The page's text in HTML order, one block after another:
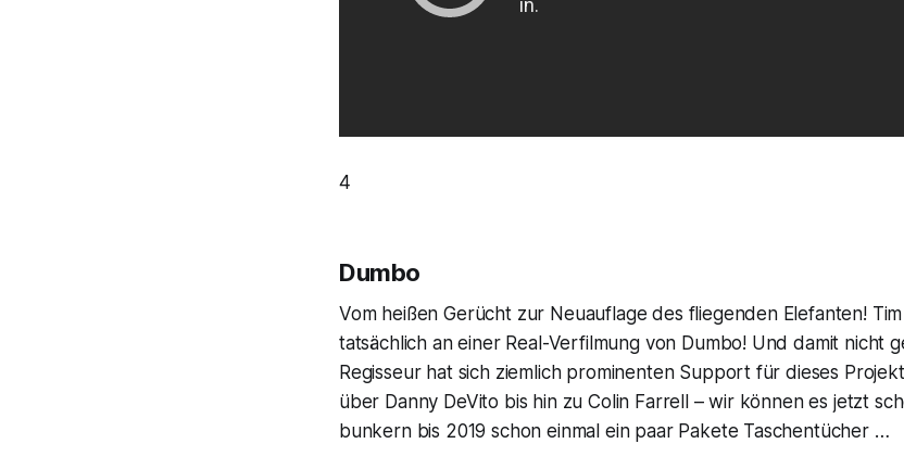
4
Dumbo
Vom heißen Gerücht zur Neuauflage des fliegenden Elefanten!
tatsächlich an einer Real-Verfilmung von Dumbo! Und damit nicht
Regisseur hat sich ziemlich prominenten Support für dieses
über Danny DeVito bis hin zu Colin Farrell – wir können es jetzt
bunkern bis 2019 schon einmal ein paar Pakete Taschentücher …